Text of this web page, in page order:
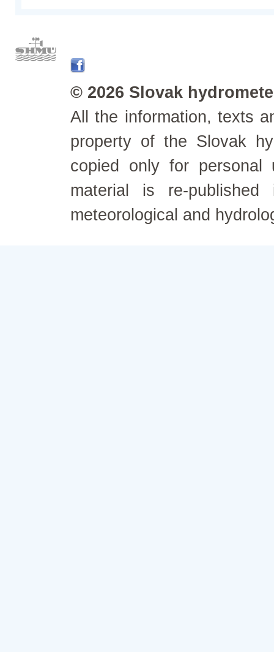
© 2026 Slovak
All the information, texts
property of the Slovak
copied only for personal
material is re-
meteorological and